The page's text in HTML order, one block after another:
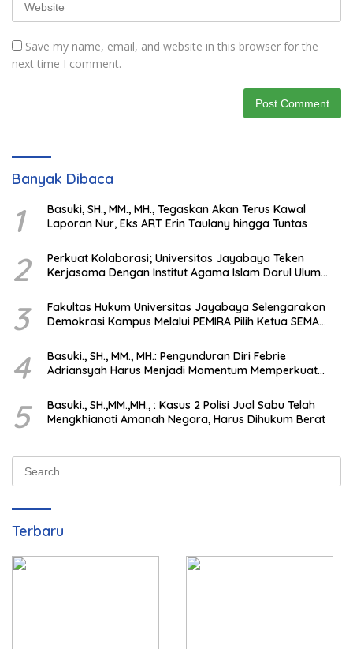
Save my name, email, and website in this browser for the
next time I comment.
Banyak Dibaca
1
Basuki, SH., MM., MH., Tegaskan Akan Terus Kawal
Laporan Nur, Eks ART Erin Taulany hingga Tuntas
2
Perkuat Kolaborasi; Universitas Jayabaya Teken
Kerjasama Dengan Institut Agama Islam Darul Ulum
3
Fakultas Hukum Universitas Jayabaya Selengarakan
Demokrasi Kampus Melalui PEMIRA Pilih Ketua SEMA
4
Basuki., SH., MM., MH.: Pengunduran Diri Febrie
Adriansyah Harus Menjadi Momentum Memperkuat
5
Basuki., SH.,MM.,MH., : Kasus 2 Polisi Jual Sabu Telah
Mengkhianati Amanah Negara, Harus Dihukum Berat
Search
for:
Terbaru